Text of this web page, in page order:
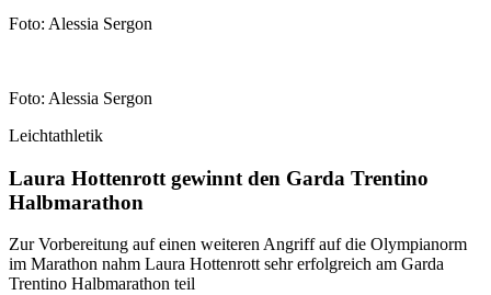
Foto: Alessia Sergon
Foto: Alessia Sergon
Leichtathletik
Laura Hottenrott gewinnt den Garda Trentino
Halbmarathon
Zur Vorbereitung auf einen weiteren Angriff auf die Olympianorm
im Marathon nahm Laura Hottenrott sehr erfolgreich am Garda
Trentino Halbmarathon teil